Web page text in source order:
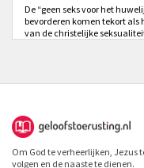
De “geen seks voor het
bevorderen komen tekort als
van de christelijke
Om God te verheerlijken, Jezus
volgen en de naaste te dienen.